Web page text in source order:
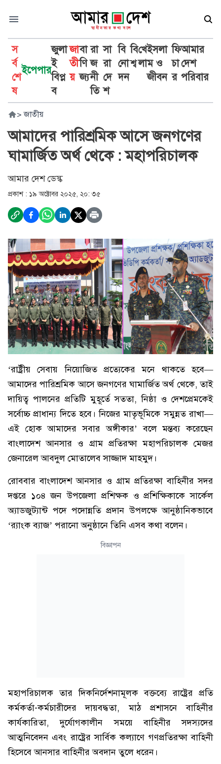
স
র্ব
শে
ষ
ইপেপার
জুলা
ই
বিপ্ল
ব
জা
তী
য়
বা
ণি
জ্য
রা
জ
নী
তি
সা
রা
দে
শ
বি
নো
দন
বি
শ্ব
খে
লা
ইসলা
ম ও
জীবন
ফি
চা
র
আমার
দেশ
পরিবার
> জাতীয়
আমাদের পারিশ্রমিক আসে জনগণের
ঘামার্জিত অর্থ থেকে : মহাপরিচালক
আমার দেশ ডেস্ক
প্রকাশ : ১৯ অক্টোবর ২০২৫, ২০: ৩৫
‘রাষ্ট্রীয় সেবায় নিয়োজিত প্রত্যেকের মনে থাকতে হবে—
আমাদের পারিশ্রমিক আসে জনগণের ঘামার্জিত অর্থ থেকে, তাই
দায়িত্ব পালনের প্রতিটি মুহূর্তে সততা, নিষ্ঠা ও দেশপ্রেমকেই
সর্বোচ্চ প্রাধান্য দিতে হবে। নিজের মাতৃভূমিকে সমুন্নত রাখা—
এই হোক আমাদের সবার অঙ্গীকার’ বলে মন্তব্য করেছেন
বাংলাদেশ আনসার ও গ্রাম প্রতিরক্ষা মহাপরিচালক মেজর
জেনারেল আবদুল মোতালেব সাজ্জাদ মাহমুদ।
রোববার বাংলাদেশ আনসার ও গ্রাম প্রতিরক্ষা বাহিনীর সদর
দপ্তরে ১০৪ জন উপজেলা প্রশিক্ষক ও প্রশিক্ষিকাকে সার্কেল
অ্যাডজুট্যান্ট পদে পদোন্নতি প্রদান উপলক্ষে আনুষ্ঠানিকভাবে
‘র‌্যাংক ব্যাজ’ পরানো অনুষ্ঠানে তিনি এসব কথা বলেন।
বিজ্ঞাপন
মহাপরিচালক তার দিকনির্দেশনামূলক বক্তব্যে রাষ্ট্রের প্রতি
কর্মকর্তা-কর্মচারীদের দায়বদ্ধতা, মাঠ প্রশাসনে বাহিনীর
কার্যকারিতা, দুর্যোগকালীন সময়ে বাহিনীর সদস্যদের
আত্মনিবেদন এবং রাষ্ট্রের সার্বিক কল্যাণে গণপ্রতিরক্ষা বাহিনী
হিসেবে আনসার বাহিনীর অবদান তুলে ধরেন।